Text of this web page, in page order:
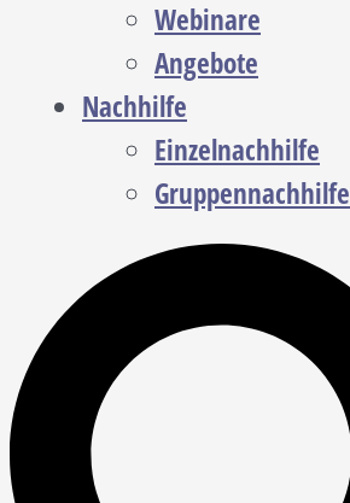
Webinare
Angebote
Nachhilfe
Einzelnachhilfe
Gruppennachhilfe